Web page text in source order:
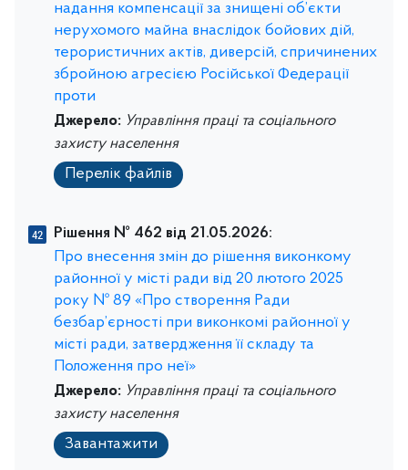
надання компенсації за знищені об’єкти
нерухомого майна внаслідок бойових дій,
терористичних актів, диверсій, спричинених
збройною агресією Російської Федерації
проти
Джерело: Управління праці та соціального
захисту населення
Перелік файлів
Рішення № 462 від 21.05.2026:
Про внесення змін до рішення виконкому
районної у місті ради від 20 лютого 2025
року № 89 «Про створення Ради
безбар’єрності при виконкомі районної у
місті ради, затвердження її складу та
Положення про неї»
Джерело: Управління праці та соціального
захисту населення
Завантажити